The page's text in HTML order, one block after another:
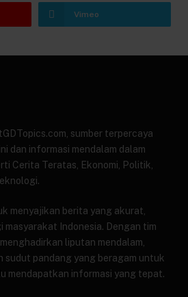
Vimeo
sumber terpercaya
dan informasi mendalam dalam
Cerita Teratas, Ekonomi, Politik,
menyajikan berita yang akurat,
masyarakat Indonesia. Dengan tim
liputan mendalam,
sudut pandang yang beragam untuk
mendapatkan informasi yang tepat.